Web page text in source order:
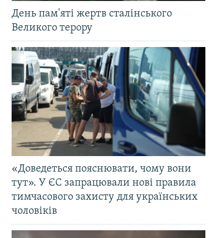
День пам'яті жертв сталінського
Великого терору
«Доведеться пояснювати, чому вони
тут». У ЄС запрацювали нові правила
тимчасового захисту для українських
чоловіків